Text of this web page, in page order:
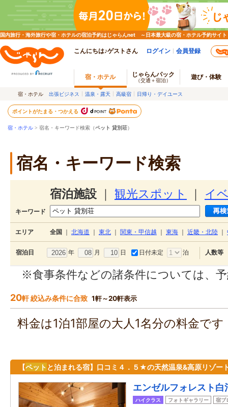
国内旅行・海外旅行や宿・ホテルの宿泊予約はじゃらんnet ～日本最大級の宿・ホテル予約サイト
こんにちは♪ゲストさん ログイン 会員登録
宿・ホテル じゃらんパック
（交通＋宿泊） 遊び・体験
宿・ホテル 出張ビジネス 温泉・露天 高級宿 日帰り・デイユース
ポイントがたまる・つかえる
宿・ホテル > 宿名・キーワード検索（ペット 貸別荘）
宿名・キーワード検索
宿泊施設 観光スポット イ
キーワード
エリア 全国 北海道 東北 関東・甲信越 東海 近畿・北陸
宿泊日 年 月 日 日付未定 泊 人数等
※食事条件などの諸条件については、
20軒 絞込み条件に合致 1軒～20軒表示
料金は1泊1部屋の大人1名分の料金で
【ペット と泊まれる宿】口コミ４．５★の天然温泉&高原リゾー
エンゼルフォレスト白
ハイクラス フォトギャラリー 宿ブ